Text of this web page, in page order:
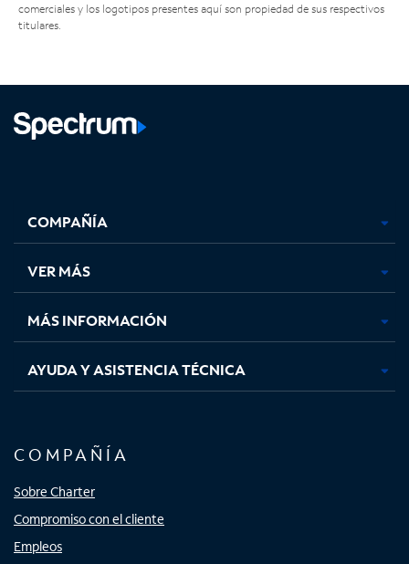
comerciales y los logotipos presentes aquí son propiedad de sus respectivos
titulares.
abre
en
pestaña
nueva
abre
en
pestaña
nueva
abre
en
pestaña
nueva
en
nueva
COMPAÑÍA
VER MÁS
MÁS INFORMACIÓN
AYUDA Y ASISTENCIA TÉCNICA
COMPAÑÍA
Sobre Charter
Compromiso con el cliente
Empleos